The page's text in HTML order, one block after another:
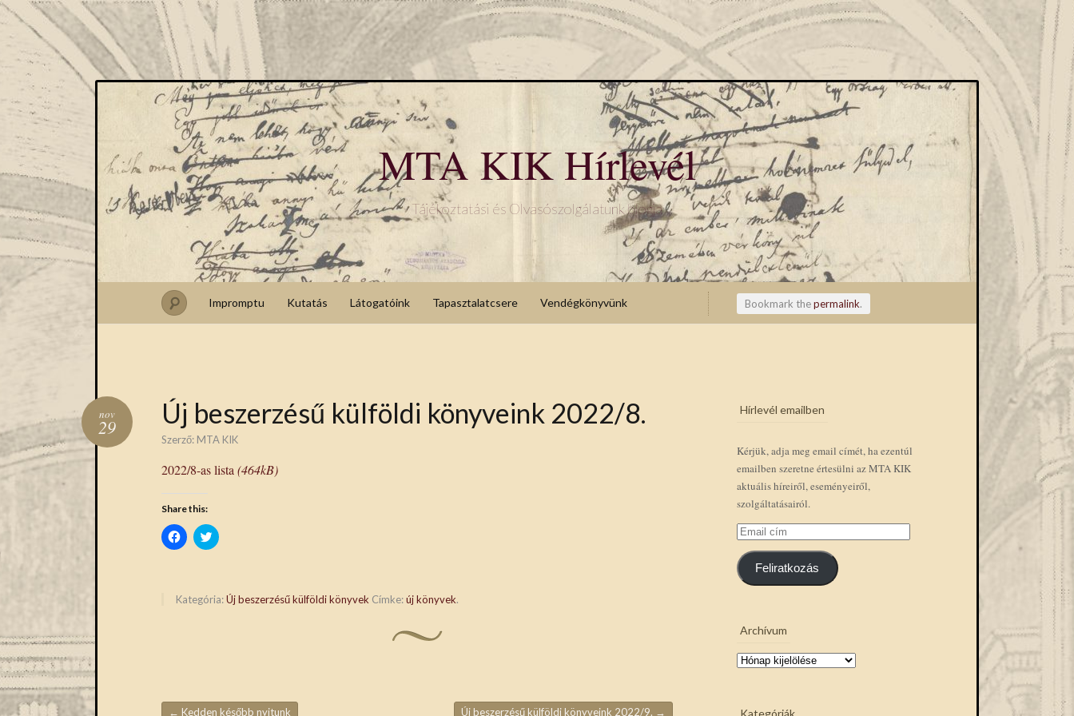
MTA KIK Hírlevél
Tájékoztatási és Olvasószolgálatunk blogja
Impromptu Kutatás Látogatóink Tapasztalatcsere Vendégkönyvünk Bookmark thepermalink.
Új beszerzésű külföldi könyveink 2022/8.
nov
29
Szerző: MTA KIK
2022/8-as lista (464kB)
Share this:
Click
to
in
new
Click
to
in
new
Kategória:Új beszerzésű külföldi könyvek Címke:új könyvek.
← Kedden később nyitunk Új beszerzésű külföldi könyveink 2022/9. →
Hírlevél emailben
Kérjük, adja meg email címét, ha ezentúl
emailben szeretne értesülni az MTA KIK
aktuális híreiről, eseményeiről,
szolgáltatásairól.
Email
cím
Feliratkozás
Archívum
Kategóriák